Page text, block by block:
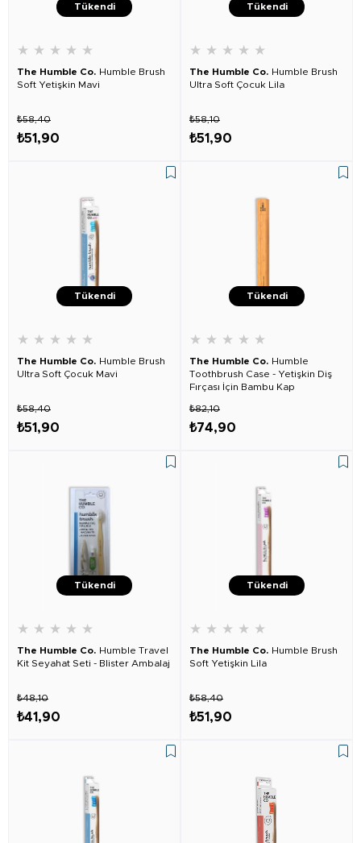
Tükendi
★ ★ ★ ★ ★
The Humble Co. Humble Brush
Soft Yetişkin Mavi
₺51,90
₺58,40
Tükendi
★ ★ ★ ★ ★
The Humble Co. Humble Brush
Ultra Soft Çocuk Lila
₺51,90
₺58,10
Tükendi
★ ★ ★ ★ ★
The Humble Co. Humble Brush
Ultra Soft Çocuk Mavi
₺51,90
₺58,40
Tükendi
★ ★ ★ ★ ★
The Humble Co. Humble
Toothbrush Case - Yetişkin Diş
Fırçası İçin Bambu Kap
₺74,90
₺82,10
Tükendi
★ ★ ★ ★ ★
The Humble Co. Humble Travel
Kit Seyahat Seti - Blister Ambalaj
₺41,90
₺48,10
Tükendi
★ ★ ★ ★ ★
The Humble Co. Humble Brush
Soft Yetişkin Lila
₺51,90
₺58,40